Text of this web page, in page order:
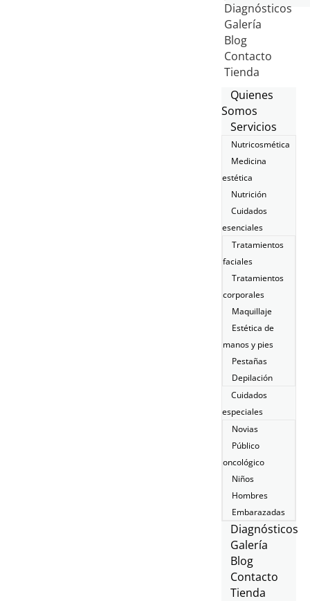
Diagnósticos
Galería
Blog
Contacto
Tienda
Quienes
Somos
Servicios
Nutricosmética
Medicina
estética
Nutrición
Cuidados
esenciales
Tratamientos
faciales
Tratamientos
corporales
Maquillaje
Estética de
manos y pies
Pestañas
Depilación
Cuidados
especiales
Novias
Público
oncológico
Niños
Hombres
Embarazadas
Diagnósticos
Galería
Blog
Contacto
Tienda